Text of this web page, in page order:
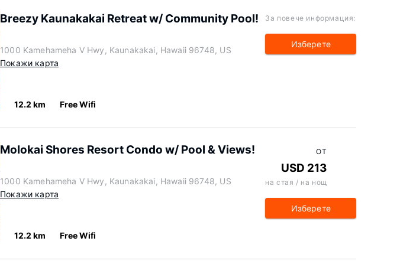
Breezy Kaunakakai Retreat w/ Community Pool!
1000 Kamehameha V Hwy, Kaunakakai, Hawaii 96748, US
Покажи карта
12.2 km Free Wifi
За повече информация:
Изберете
Molokai Shores Resort Condo w/ Pool & Views!
1000 Kamehameha V Hwy, Kaunakakai, Hawaii 96748, US
Покажи карта
12.2 km Free Wifi
ОТ
USD 213
на стая / на нощ
Изберете